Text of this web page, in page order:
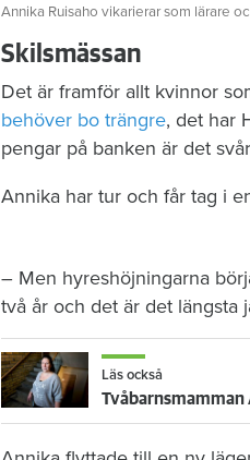
Annika Ruisaho vikarierar som lärare
Skilsmässan
Det är framför allt kvinnor
behöver bo trängre, det har
pengar på banken är det
Annika har tur och får tag i
– Men hyreshöjningarna
två år och det är det längsta
Läs också
Tvåbarnsmamman